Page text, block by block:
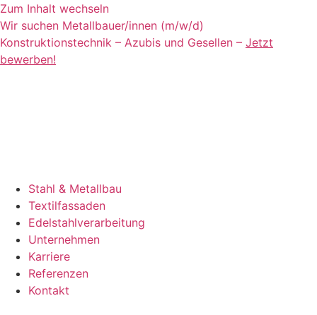
Zum Inhalt wechseln
Wir suchen Metallbauer/innen (m/w/d)
Konstruktionstechnik – Azubis und Gesellen – Jetzt
bewerben!
Stahl & Metallbau
Textilfassaden
Edelstahlverarbeitung
Unternehmen
Karriere
Referenzen
Kontakt